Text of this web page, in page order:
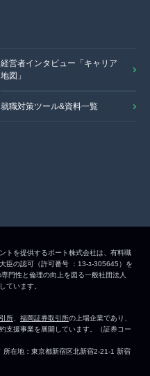
経営者インタビュー「キャリア
地図」
就職対策ツール&資料一覧